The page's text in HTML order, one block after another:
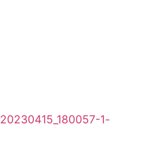
20230415_180057-1-